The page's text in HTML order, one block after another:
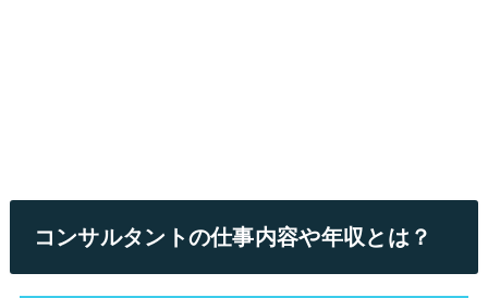
コンサルタントの仕事内容や年収とは？